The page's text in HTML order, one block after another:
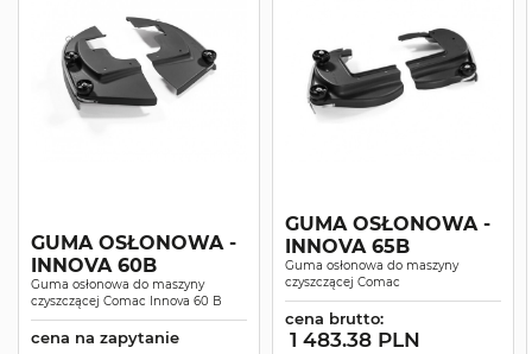
GUMA OSŁONOWA -
INNOVA 60B
Guma osłonowa do maszyny
czyszczącej Comac Innova 60 B
cena na zapytanie
GUMA OSŁONOWA -
INNOVA 65B
Guma osłonowa do maszyny
czyszczącej Comac
cena brutto:
1 483.38 PLN